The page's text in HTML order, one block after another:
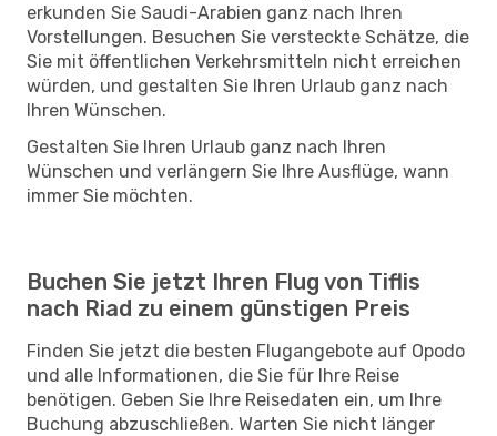
erkunden Sie Saudi-Arabien ganz nach Ihren
Vorstellungen. Besuchen Sie versteckte Schätze, die
Sie mit öffentlichen Verkehrsmitteln nicht erreichen
würden, und gestalten Sie Ihren Urlaub ganz nach
Ihren Wünschen.
Gestalten Sie Ihren Urlaub ganz nach Ihren
Wünschen und verlängern Sie Ihre Ausflüge, wann
immer Sie möchten.
Buchen Sie jetzt Ihren Flug von Tiflis
nach Riad zu einem günstigen Preis
Finden Sie jetzt die besten Flugangebote auf Opodo
und alle Informationen, die Sie für Ihre Reise
benötigen. Geben Sie Ihre Reisedaten ein, um Ihre
Buchung abzuschließen. Warten Sie nicht länger